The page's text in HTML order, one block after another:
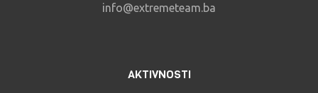
info@extremeteam.ba
AKTIVNOSTI